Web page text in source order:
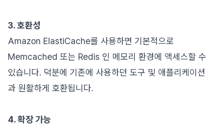
3. 호환성
Amazon ElastiCache를 사용하면 기본적으로
Memcached 또는 Redis 인 메모리 환경에 액세스할 수
있습니다. 덕분에 기존에 사용하던 도구 및 애플리케이션
과 원활하게 호환됩니다.
4. 확장 가능